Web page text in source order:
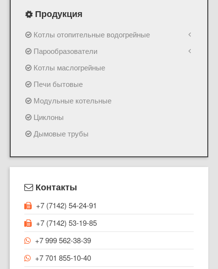
Продукция
Котлы отопительные водогрейные
Парообразователи
Котлы маслогрейные
Печи бытовые
Модульные котельные
Циклоны
Дымовые трубы
Контакты
+7 (7142) 54-24-91
+7 (7142) 53-19-85
+7 999 562-38-39
+7 701 855-10-40